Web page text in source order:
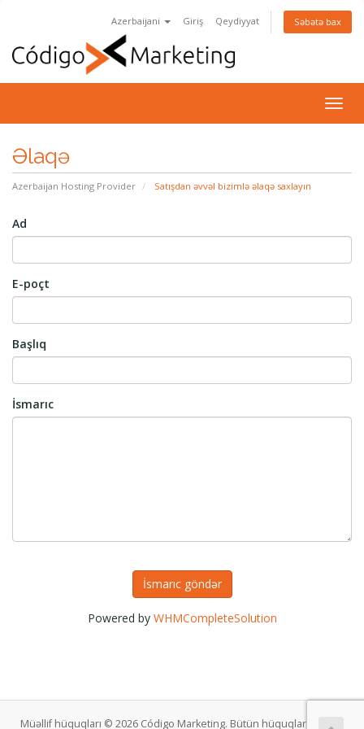
Azerbaijani Giriş Qeydiyyat Səbətə bax
keçid
Əlaqə
Azerbaijan Hosting Provider Satışdan əvvəl bizimlə əlaqə saxlayın
Ad
E-poçt
Başlıq
İsmarıc
İsmarıc göndər
Powered by WHMCompleteSolution
Müəllif hüquqları © 2026 Código Marketing. Bütün hüquqlar